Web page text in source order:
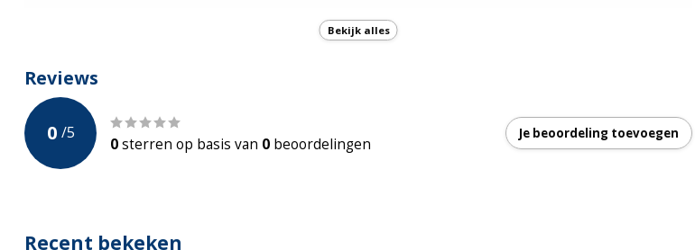
incl. Glaskoppeling
Garantie
Bekijk alles
Reviews
0 /5
0sterren op basis van 0 beoordelingen
Je beoordeling toevoegen
Recent bekeken